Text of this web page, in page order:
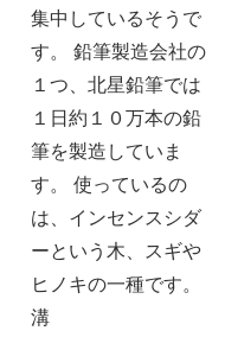
集中しているそうで
す。 鉛筆製造会社の
１つ、北星鉛筆では
１日約１０万本の鉛
筆を製造していま
す。 使っているの
は、インセンスシダ
ーという木、スギや
ヒノキの一種です。
溝